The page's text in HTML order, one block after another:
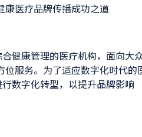
康医疗品牌传播成功之道
健康管理的医疗机构，面向大
位服务。为了适应数字化时代的
数字化转型，以提升品牌影响